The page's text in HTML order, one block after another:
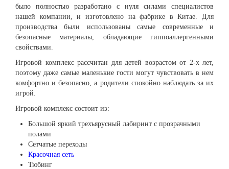
было полностью разработано с нуля силами специалистов
нашей компании, и изготовлено на фабрике в Китае. Для
производства были использованы самые современные и
безопасные материалы, обладающие гиппоаллергенными
свойствами.
Игровой комплекс рассчитан для детей возрастом от 2-х лет,
поэтому даже самые маленькие гости могут чувствовать в нем
комфортно и безопасно, а родители спокойно наблюдать за их
игрой.
Игровой комплекс состоит из:
Большой яркий трехъярусный лабиринт с прозрачными
полами
Сетчатые переходы
Красочная сеть
Тюбинг